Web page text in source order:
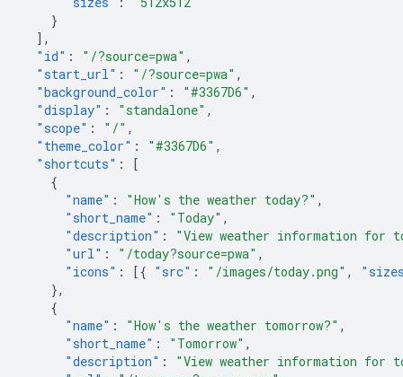
}
],
"id" : "/?source=pwa" ,
"start_url" : "/?source=pwa" ,
"background_color" : "#3367D6" ,
"display" : "standalone" ,
"scope" : "/" ,
"theme_color" : "#3367D6" ,
"shortcuts" :
[
{
"name" : "How's the weather today?" ,
"short_name" : "Today" ,
"description" :
"View weather information for
"url" : "/today?source=pwa" ,
"icons" : [{ "src" : "/images/today.png" ,
},
{
"name" : "How's the weather tomorrow?" ,
"short_name" : "Tomorrow" ,
"description" :
"View weather information for